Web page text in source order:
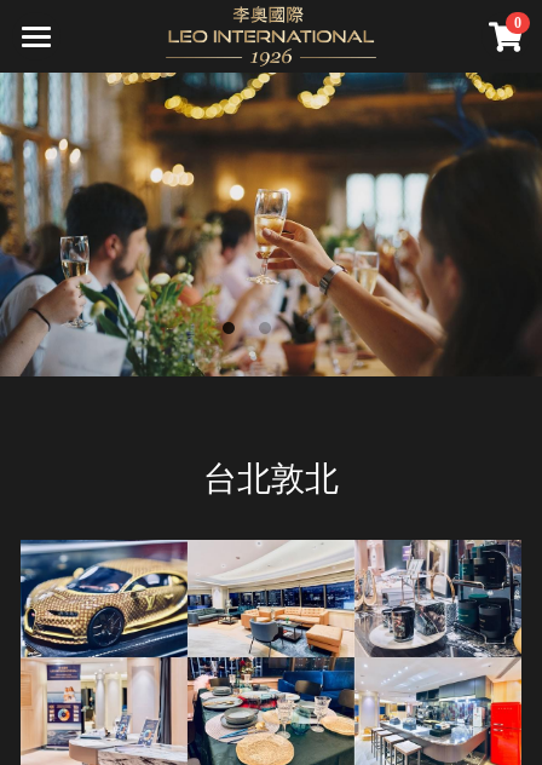
0
關於我們
公司介紹
願景
頂級服務
精準健康
直營診所
集團旗下診所(併購)
資產管理
資產管理
精品不動產
先騰馬業
高雄藝術博覽會
海洋文化
遊艇體驗
遊艇銷售
超跑賽事
超跑賽事
二手精品車款
超跑賽道活動
藝術
藝術
福爾摩沙藝術博覽會
馬術
馬術
渡假餐飲
尊榮會員
會員禮遇
成為會員
一年期會籍
遊艇銷售
全球據點
新聞報導
繁體中文
简体中文
English
VR 線上導覽
台北敦北
×
STORE CATEGORIES
All Categories